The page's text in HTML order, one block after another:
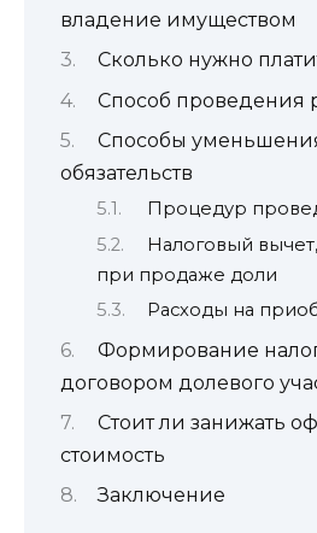
владение имуществом
Сколько нужно
Способ проведения
Способы
обязательств
Процедур
Налоговый
при продаже доли
Расходы на
Формирование
договором долевого
Стоит ли занижать
стоимость
Заключение